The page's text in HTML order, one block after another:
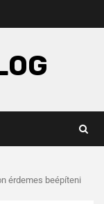
érdemes beépíteni